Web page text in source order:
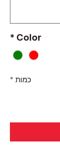
Color
*
כמות *